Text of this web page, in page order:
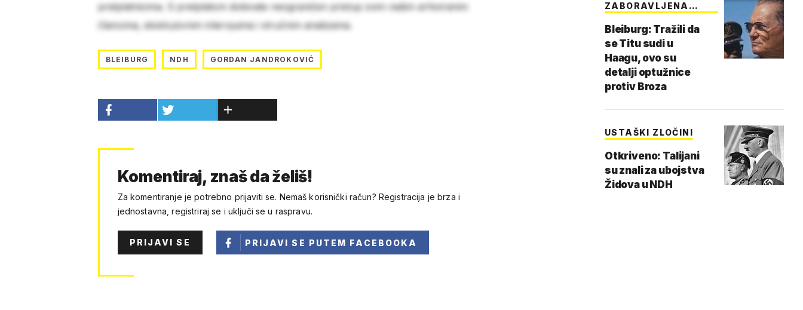
pretplatnicima. S pretplatom dobivate neograničen pristup svim našim arhiviranim
člancima, ekskluzivnim intervjuima i stručnim analizama.
BLEIBURG NDH GORDAN JANDROKOVIĆ
Komentiraj, znaš da želiš!
Za komentiranje je potrebno prijaviti se. Nemaš korisnički račun? Registracija je brza i
jednostavna, registriraj se i uključi se u raspravu.
PRIJAVI SE PRIJAVI SE PUTEM FACEBOOKA
ZABORAVLJENA
Bleiburg: Tražili da
se Titu sudi u
Haagu, ovo su
detalji optužnice
protiv Broza
USTAŠKI ZLOČINI
Otkriveno: Talijani
su znali za ubojstva
Židova u NDH